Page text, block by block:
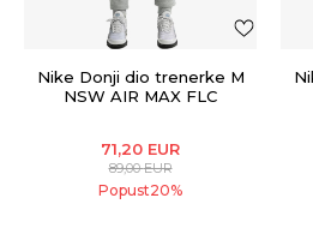
Nike Donji dio trenerke M
NSW AIR MAX FLC
71,20 EUR
89,00EUR
Popust20%